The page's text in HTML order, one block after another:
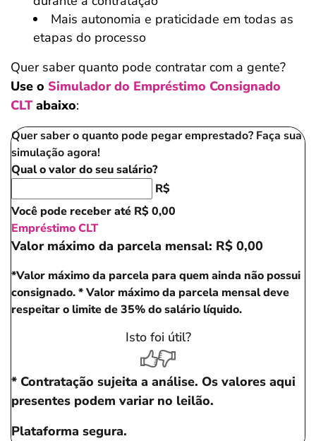
Mais autonomia e praticidade em todas as
etapas do processo
Quer saber quanto pode contratar com a gente?
Use o Simulador do Empréstimo Consignado
CLTabaixo:
Quer saber o quanto pode pegar emprestado? Faça sua
simulação agora!
Qual o valor do seu salário?
R$
Você pode receber até R$ 0,00
Empréstimo CLT
Valor máximo da parcela mensal: R$ 0,00
*Valor máximo da parcela para quem ainda não possui
consignado.* Valor máximo da parcela mensal deve
respeitar o limite de 35% do salário líquido.
Isto foi útil?
* Contratação sujeita a análise. Os valores aqui
presentes podem variar no leilão.
Plataforma segura.